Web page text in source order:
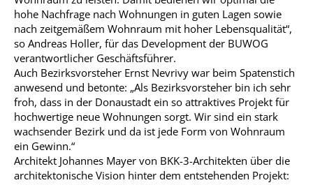
hohe Nachfrage nach Wohnungen in guten Lagen sowie
nach zeitgemäßem Wohnraum mit hoher Lebensqualität“,
so Andreas Holler, für das Development der BUWOG
verantwortlicher Geschäftsführer.
Auch Bezirksvorsteher Ernst Nevrivy war beim Spatenstich
anwesend und betonte: „Als Bezirksvorsteher bin ich sehr
froh, dass in der Donaustadt ein so attraktives Projekt für
hochwertige neue Wohnungen sorgt. Wir sind ein stark
wachsender Bezirk und da ist jede Form von Wohnraum
ein Gewinn.“
Architekt Johannes Mayer von BKK-3-Architekten über die
architektonische Vision hinter dem entstehenden Projekt: